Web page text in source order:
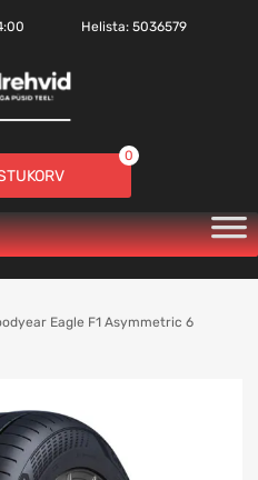
Helista:5036579
0
Eagle F1 Asymmetric 6